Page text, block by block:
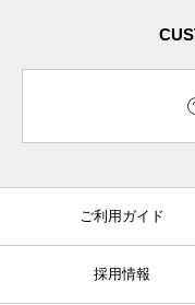
ご利用ガイド
採用情報